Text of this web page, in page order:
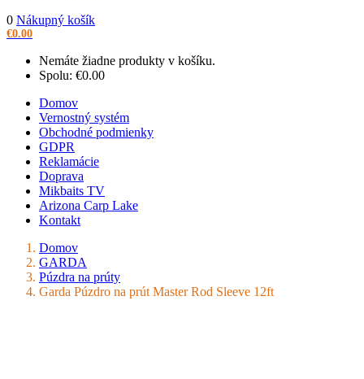
0 Nákupný košík
€0.00
Nemáte žiadne produkty v košíku.
Spolu: €0.00
Domov
Vernostný systém
Obchodné podmienky
GDPR
Reklamácie
Doprava
Mikbaits TV
Arizona Carp Lake
Kontakt
Domov
GARDA
Púzdra na prúty
Garda Púzdro na prút Master Rod Sleeve 12ft